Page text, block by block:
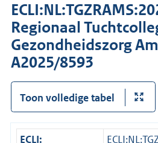
Regionaal
Gezondheidszorg
A2025/8593
Toon volledige tabel
ECLI: